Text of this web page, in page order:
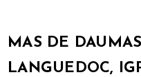
MAS DE
LANGUEDOC,